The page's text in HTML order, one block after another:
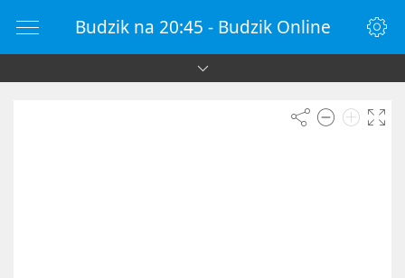
Budzik na 20:45 - Budzik Online